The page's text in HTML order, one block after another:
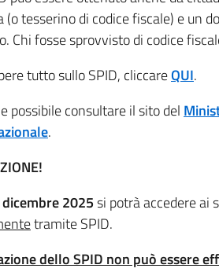
(o tesserino di codice fiscale) e un
Chi fosse sprovvisto di codice
tutto sullo SPID, cliccareQUI.
possibile consultare il sito del
.
2025si potrà accedere ai
tramite SPID.
dello SPID non può essere